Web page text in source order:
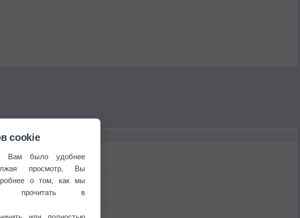
cookie
Вам было удобнее
просмотр, Вы
о том, как мы
прочитать в